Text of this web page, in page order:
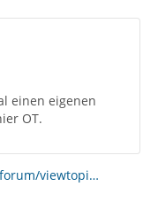
einen eigenen
OT.
viewtopi…